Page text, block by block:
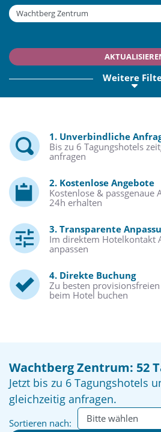
Weitere
1. Unverbindliche
Bis zu 6 Tagungshotels
anfragen
2. Kostenlose Angebote
Kostenlose & passgenaue
24h erhalten
3. Transparente
Im direktem Hotelkontakt
anpassen
4. Direkte Buchung
Zu besten
beim Hotel buchen
Wachtberg Zentrum: 52
Jetzt bis zu 6 Tagungshotels
gleichzeitig anfragen.
Sortieren nach: